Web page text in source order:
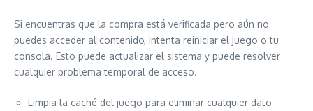
Si encuentras que la compra está verificada pero aún no
puedes acceder al contenido, intenta reiniciar el juego o tu
consola. Esto puede actualizar el sistema y puede resolver
cualquier problema temporal de acceso.
Limpia la caché del juego para eliminar cualquier dato